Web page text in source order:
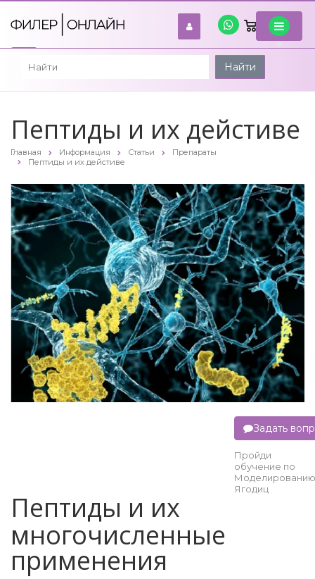
войти
Найти
Пептиды и их дейстиве
Главная Информация Статьи
Препараты
Пептиды и их дейстиве
Задать
Пройди
обучение по
Моделированию
Ягодиц
Пептиды и их
многочисленные
применения